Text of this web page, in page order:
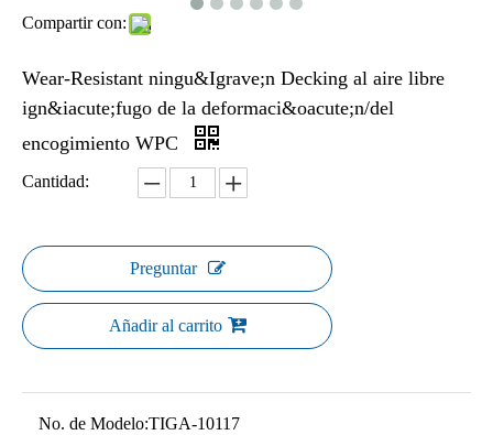
Compartir con:
Wear-Resistant ningu&Igrave;n Decking al aire libre
ign&iacute;fugo de la deformaci&oacute;n/del
encogimiento WPC
Cantidad:
Preguntar
Añadir al carrito
No. de Modelo:TIGA-10117